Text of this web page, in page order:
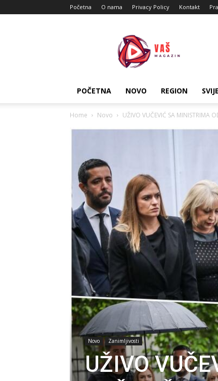
Početna O nama Privacy Policy Kontakt
Magazin
POČETNA NOVO REGION
Home Novo UŽIVO VUČEVIĆ SA MINISTRIMA
Novo Zanimljivosti
UŽIVO